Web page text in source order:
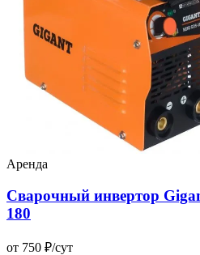
Аренда
Сварочный инвертор
180
от 750 ₽/сут